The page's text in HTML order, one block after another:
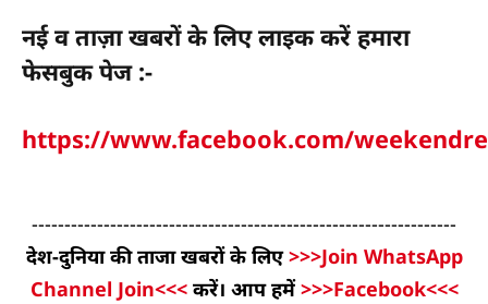
नई व ताज़ा खबरों के लिए लाइक करें हमारा
फेसबुक पेज :-
https://www.facebook.com/
-----------------------------------------------------------------
देश-दुनिया की ताजा खबरों के लिए>>>Join WhatsApp
Channel Join<<< करें। आप हमें>>>Facebook<<<